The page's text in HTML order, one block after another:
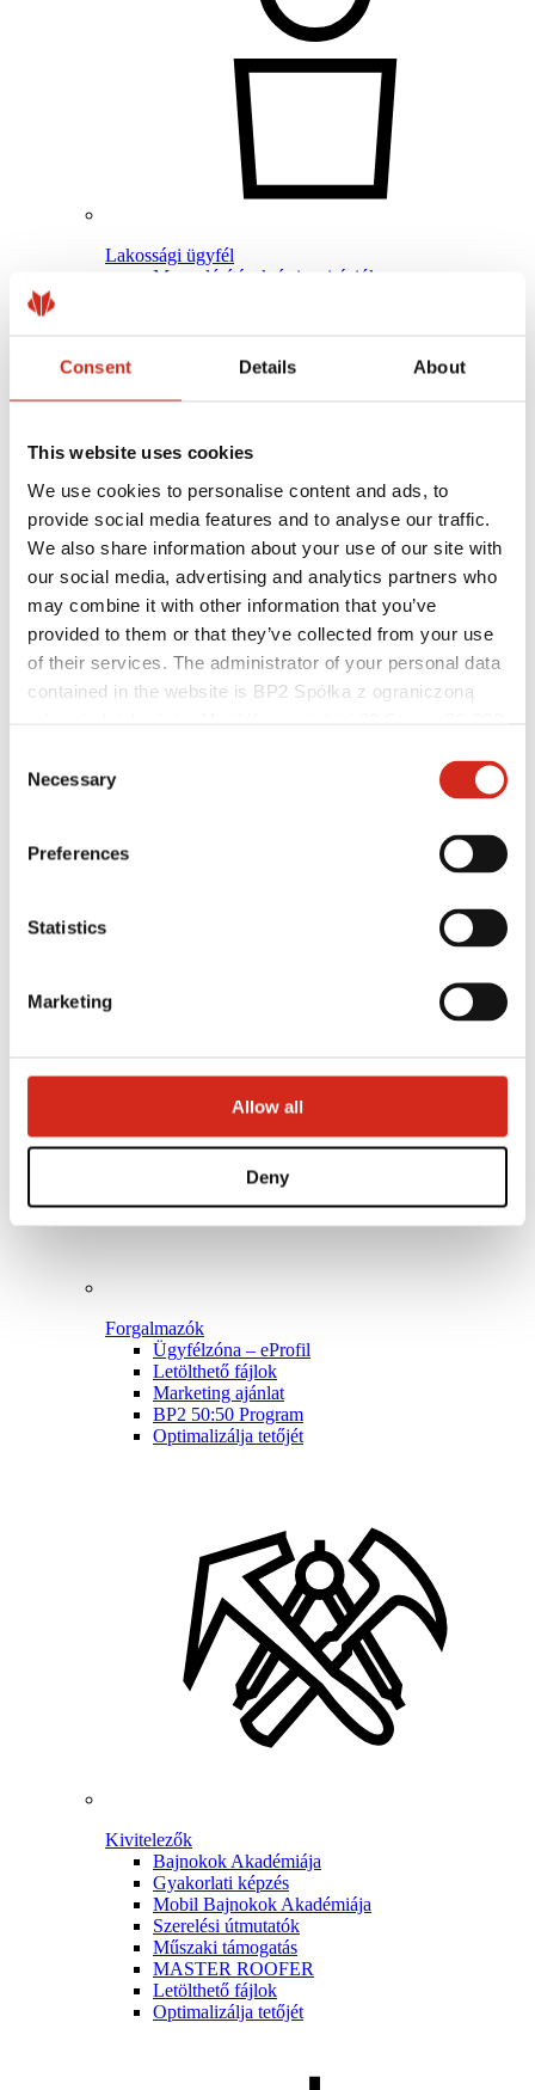
Consent Details About
This website uses cookies
We use cookies to personalise content and ads, to
provide social media features and to analyse our traffic.
We also share information about your use of our site with
our social media, advertising and analytics partners who
may combine it with other information that you’ve
provided to them or that they’ve collected from your use
of their services. The administrator of your personal data
contained in the website is BP2 Spółka z ograniczoną
121387608.
Selection
Necessary
Preferences
Statistics
Marketing
Allow all
Deny
Lakossági ügyfél
Megvalósítások és inspirációk
Keressen értékesítőt / kivitelezőt
Bevonatok, színválaszték és garanciák
Szakembereknek
Forgalmazók
Ügyfélzóna – eProfil
Letölthető fájlok
Marketing ajánlat
BP2 50:50 Program
Optimalizálja tetőjét
Kivitelezők
Bajnokok Akadémiája
Gyakorlati képzés
Mobil Bajnokok Akadémiája
Szerelési útmutatók
Műszaki támogatás
MASTER ROOFER
Letölthető fájlok
Optimalizálja tetőjét